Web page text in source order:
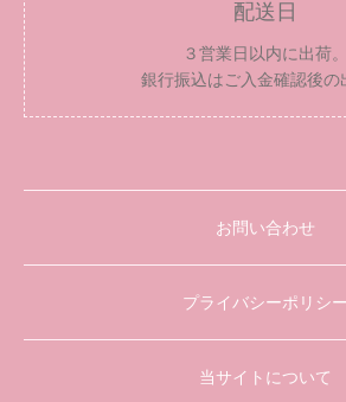
配送日
３営業日以内に出荷。
銀行振込はご入金確認後の
お問い合わせ
プライバシーポリシー
当サイトについて